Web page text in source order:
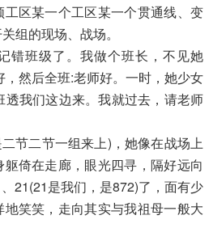
区某一个工区某一个贯通线、变
组的现场、战场。
班级了。我做个班长，不见她
然后全班:老师好。一时，她少女
我们这边来。我就过去，请老师
节二节一组来上)，她像在战场上
倚在走廊，眼光四寻，隔好远向
21(21是我们，是872)了，面有少
笑笑，走向其实与我祖母一般大